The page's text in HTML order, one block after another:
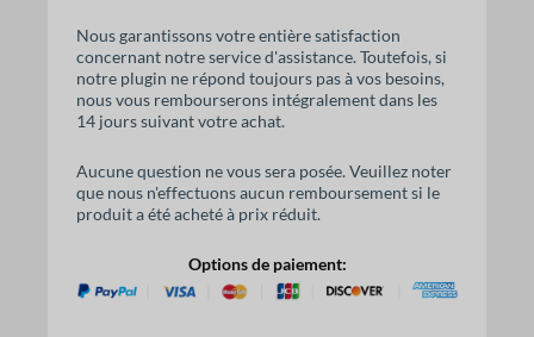
Nous garantissons votre entière satisfaction
concernant notre service d'assistance. Toutefois, si
notre plugin ne répond toujours pas à vos besoins,
nous vous rembourserons intégralement dans les
14 jours suivant votre achat.
Aucune question ne vous sera posée. Veuillez noter
que nous n'effectuons aucun remboursement si le
produit a été acheté à prix réduit.
Options de paiement: